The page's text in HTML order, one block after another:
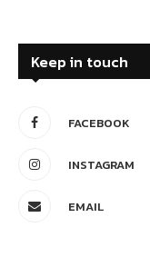
Keep in touch
FACEBOOK
INSTAGRAM
EMAIL